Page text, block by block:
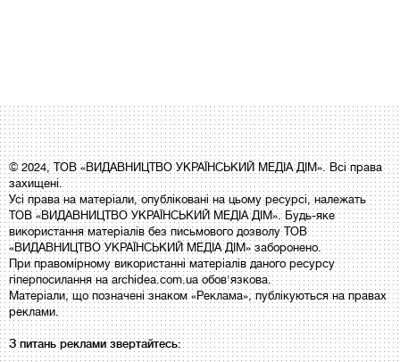
© 2024, ТОВ «ВИДАВНИЦТВО УКРАЇНСЬКИЙ МЕДІА ДІМ». Всі права
захищені.
Усі права на матеріали, опубліковані на цьому ресурсі, належать
ТОВ «ВИДАВНИЦТВО УКРАЇНСЬКИЙ МЕДІА ДІМ». Будь-яке
використання матеріалів без письмового дозволу ТОВ
«ВИДАВНИЦТВО УКРАЇНСЬКИЙ МЕДІА ДІМ» заборонено.
При правомірному використанні матеріалів даного ресурсу
гіперпосилання на archidea.com.ua обов'язкова.
Матеріали, що позначені знаком «Реклама», публікуються на правах
реклами.
З питань реклами звертайтесь: